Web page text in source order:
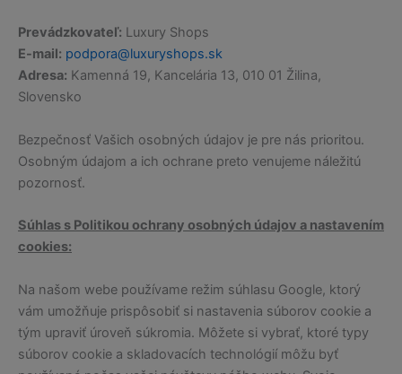
Prevádzkovateľ: Luxury Shops
E-mail: podpora@luxuryshops.sk
Adresa: Kamenná 19, Kancelária 13, 010 01 Žilina,
Slovensko
Bezpečnosť Vašich osobných údajov je pre nás prioritou.
Osobným údajom a ich ochrane preto venujeme náležitú
pozornosť.
Súhlas s Politikou ochrany osobných údajov a nastavením
cookies:
Na našom webe používame režim súhlasu Google, ktorý
vám umožňuje prispôsobiť si nastavenia súborov cookie a
tým upraviť úroveň súkromia. Môžete si vybrať, ktoré typy
súborov cookie a skladovacích technológií môžu byť